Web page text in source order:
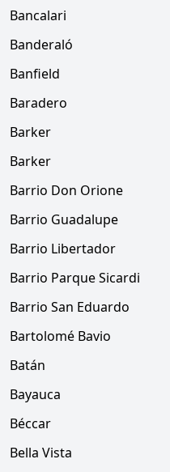
Bancalari
Banderaló
Banfield
Baradero
Barker
Barker
Barrio Don Orione
Barrio Guadalupe
Barrio Libertador
Barrio Parque Sicardi
Barrio San Eduardo
Bartolomé Bavio
Batán
Bayauca
Béccar
Bella Vista